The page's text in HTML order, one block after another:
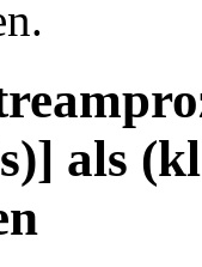
als